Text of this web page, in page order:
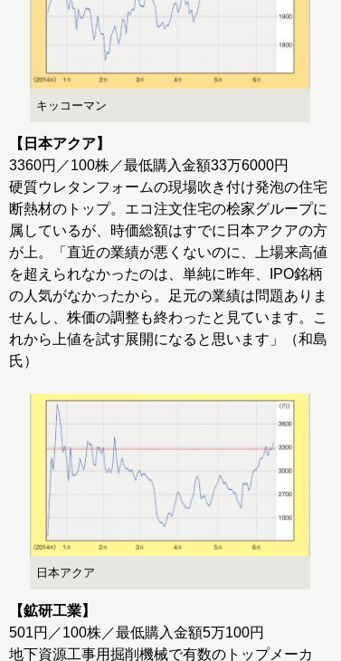
キッコーマン
【日本アクア】
3360円／100株／最低購入金額33万6000円
硬質ウレタンフォームの現場吹き付け発泡の住宅
断熱材のトップ。エコ注文住宅の桧家グループに
属しているが、時価総額はすでに日本アクアの方
が上。「直近の業績が悪くないのに、上場来高値
を超えられなかったのは、単純に昨年、IPO銘柄
の人気がなかったから。足元の業績は問題ありま
せんし、株価の調整も終わったと見ています。こ
れから上値を試す展開になると思います」（和島
氏）
日本アクア
【鉱研工業】
501円／100株／最低購入金額5万100円
地下資源工事用掘削機械で有数のトップメーカ